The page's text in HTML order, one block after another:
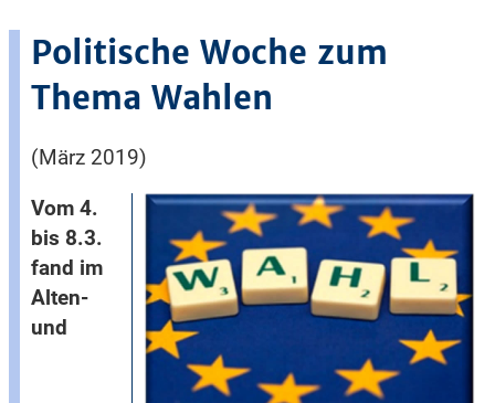
Politische Woche zum
Thema Wahlen
(März 2019)
Vom 4.
bis 8.3.
fand im
Alten-
und